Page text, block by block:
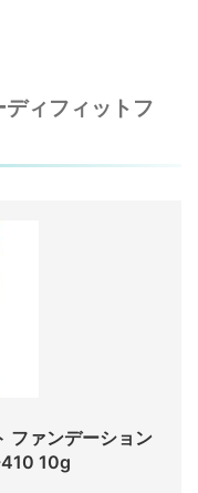
ディフィットフ
ファンデーション
10g